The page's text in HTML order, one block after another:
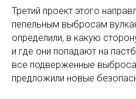
Третий проект этого
пепельным выбросам
определили, в какую
и где они попадают на
все подверженные
предложили новые